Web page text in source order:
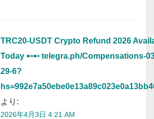
TRC20-USDT Crypto Refund 2026
Today ➸➸ telegra.ph/Compensations-
29-6?
より:
2026年4月3日 4:21 AM